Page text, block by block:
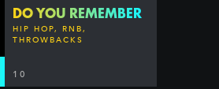
DO YOU REMEMBER
HIP HOP, RNB,
THROWBACKS
10